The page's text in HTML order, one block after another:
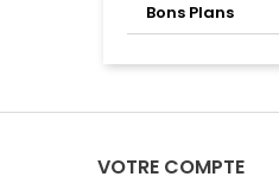
Bons Plans
VOTRE COMPTE